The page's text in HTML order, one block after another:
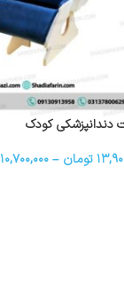
دندانپزشکی کودک
تومان – ۱۰,۷۰۰,۰۰۰